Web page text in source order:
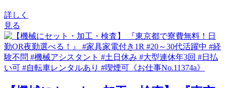
詳しく
見る